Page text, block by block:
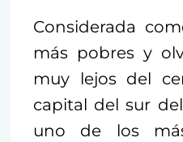
Considerada
más pobres y
muy lejos del
capital del sur
uno de los